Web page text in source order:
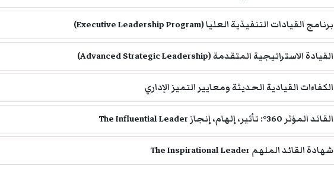
برنامج القيادات التنفيذية العليا (Executive Leadership Program)
القيادة الاستراتيجية المتقدمة (Advanced Strategic Leadership)
الكفاءات القيادية الحديثة ومعايير التميز الإداري
القائد المؤثر 360°: تأثير، إلهام، إنجاز The Influential Leader
شهادة القائد الملهم The Inspirational Leader